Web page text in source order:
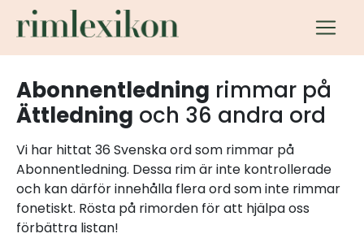
Abonnentledning rimmar på
Ättledning och 36 andra ord
Vi har hittat 36 Svenska ord som rimmar på
Abonnentledning. Dessa rim är inte kontrollerade
och kan därför innehålla flera ord som inte rimmar
fonetiskt. Rösta på rimorden för att hjälpa oss
förbättra listan!